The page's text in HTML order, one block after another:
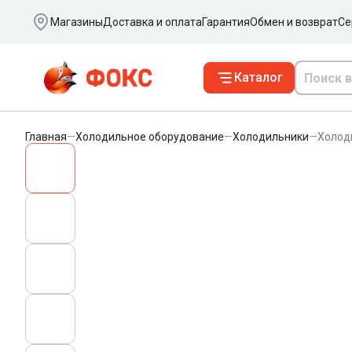
Ваш город
МагазиныДоставка и оплатаГарантияОбмен и возврат
Каталог
Главная—Холодильное оборудование—Холодильники—